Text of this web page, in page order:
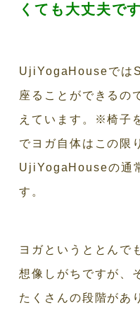
くても大丈夫で
UjiYogaHouseでは
座ることができるの
えています。※椅子
でヨガ自体はこの限
UjiYogaHouseの通
す。
ヨガというととんで
想像しがちですが、
たくさんの段階があ